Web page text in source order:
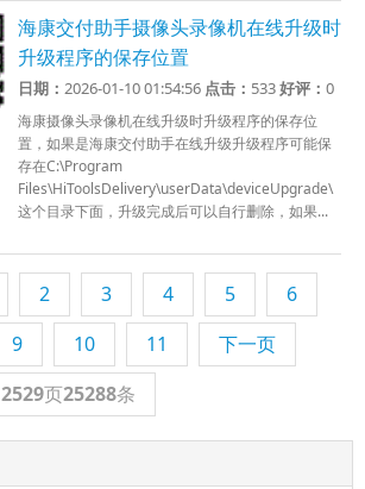
海康交付助手摄像头录像机在线升级时
升级程序的保存位置
日期：2026-01-10 01:54:56 点击： 533好评：0
海康摄像头录像机在线升级时升级程序的保存位
置，如果是海康交付助手在线升级升级程序可能保
存在C:\Program
Files\HiToolsDelivery\userData\deviceUpgrade\
这个目录下面，升级完成后可以自行删除，如果...
2 3 4 5
6
9 10 11
下一页
2529页25288条